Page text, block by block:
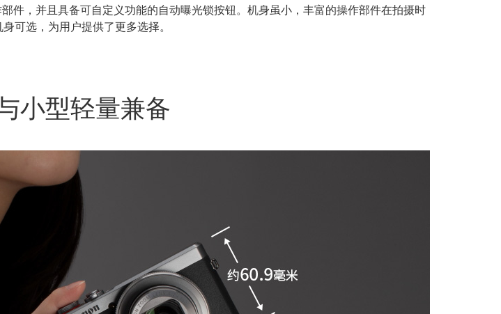
件，并且具备可自定义功能的自动曝光锁按钮。机身虽小，丰富的操作部件在拍摄时
可选，为用户提供了更多选择。
小型轻量兼备